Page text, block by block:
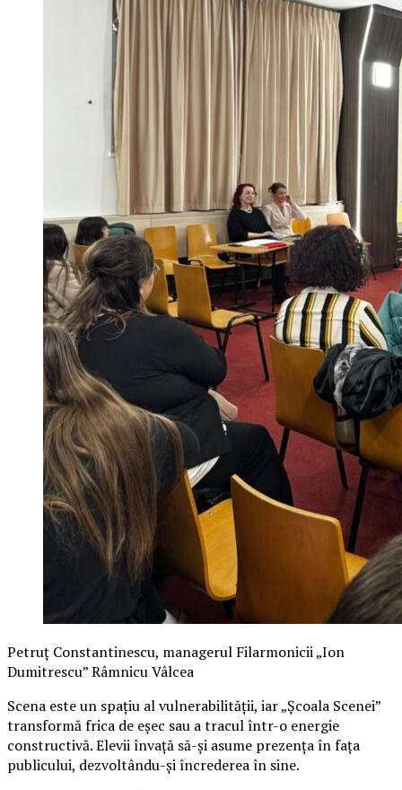
Petruț Constantinescu, managerul Filarmonicii „Ion
Dumitrescu” Râmnicu Vâlcea
Scena este un spațiu al vulnerabilității, iar „Școala Scenei”
transformă frica de eșec sau a tracul într-o energie
constructivă. Elevii învață să-și asume prezența în fața
publicului, dezvoltându-și încrederea în sine.